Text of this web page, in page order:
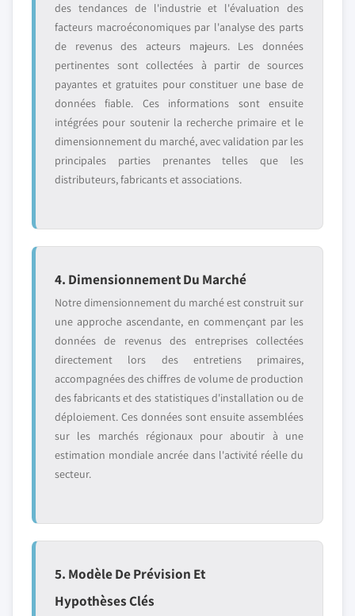
des tendances de l'industrie et l'évaluation des
facteurs macroéconomiques par l'analyse des parts
de revenus des acteurs majeurs. Les données
pertinentes sont collectées à partir de sources
payantes et gratuites pour constituer une base de
données fiable. Ces informations sont ensuite
intégrées pour soutenir la recherche primaire et le
dimensionnement du marché, avec validation par les
principales parties prenantes telles que les
distributeurs, fabricants et associations.
4. Dimensionnement Du Marché
Notre dimensionnement du marché est construit sur
une approche ascendante, en commençant par les
données de revenus des entreprises collectées
directement lors des entretiens primaires,
accompagnées des chiffres de volume de production
des fabricants et des statistiques d'installation ou de
déploiement. Ces données sont ensuite assemblées
sur les marchés régionaux pour aboutir à une
estimation mondiale ancrée dans l'activité réelle du
secteur.
5. Modèle De Prévision Et
Hypothèses Clés